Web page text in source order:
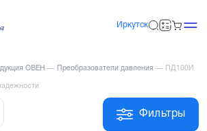
Иркутск
ОВЕН — Преобразователи давления — ПД100И
Фильтры